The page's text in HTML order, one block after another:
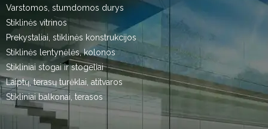
Varstomos, stumdomos durys
Stiklinės vitrinos
Prekystaliai, stiklinės konstrukcijos
Stiklinės lentynėlės, kolonos
Stikliniai stogai ir stogeliai
Laiptų, terasų turėklai, atitvaros
Stikliniai balkonai, terasos